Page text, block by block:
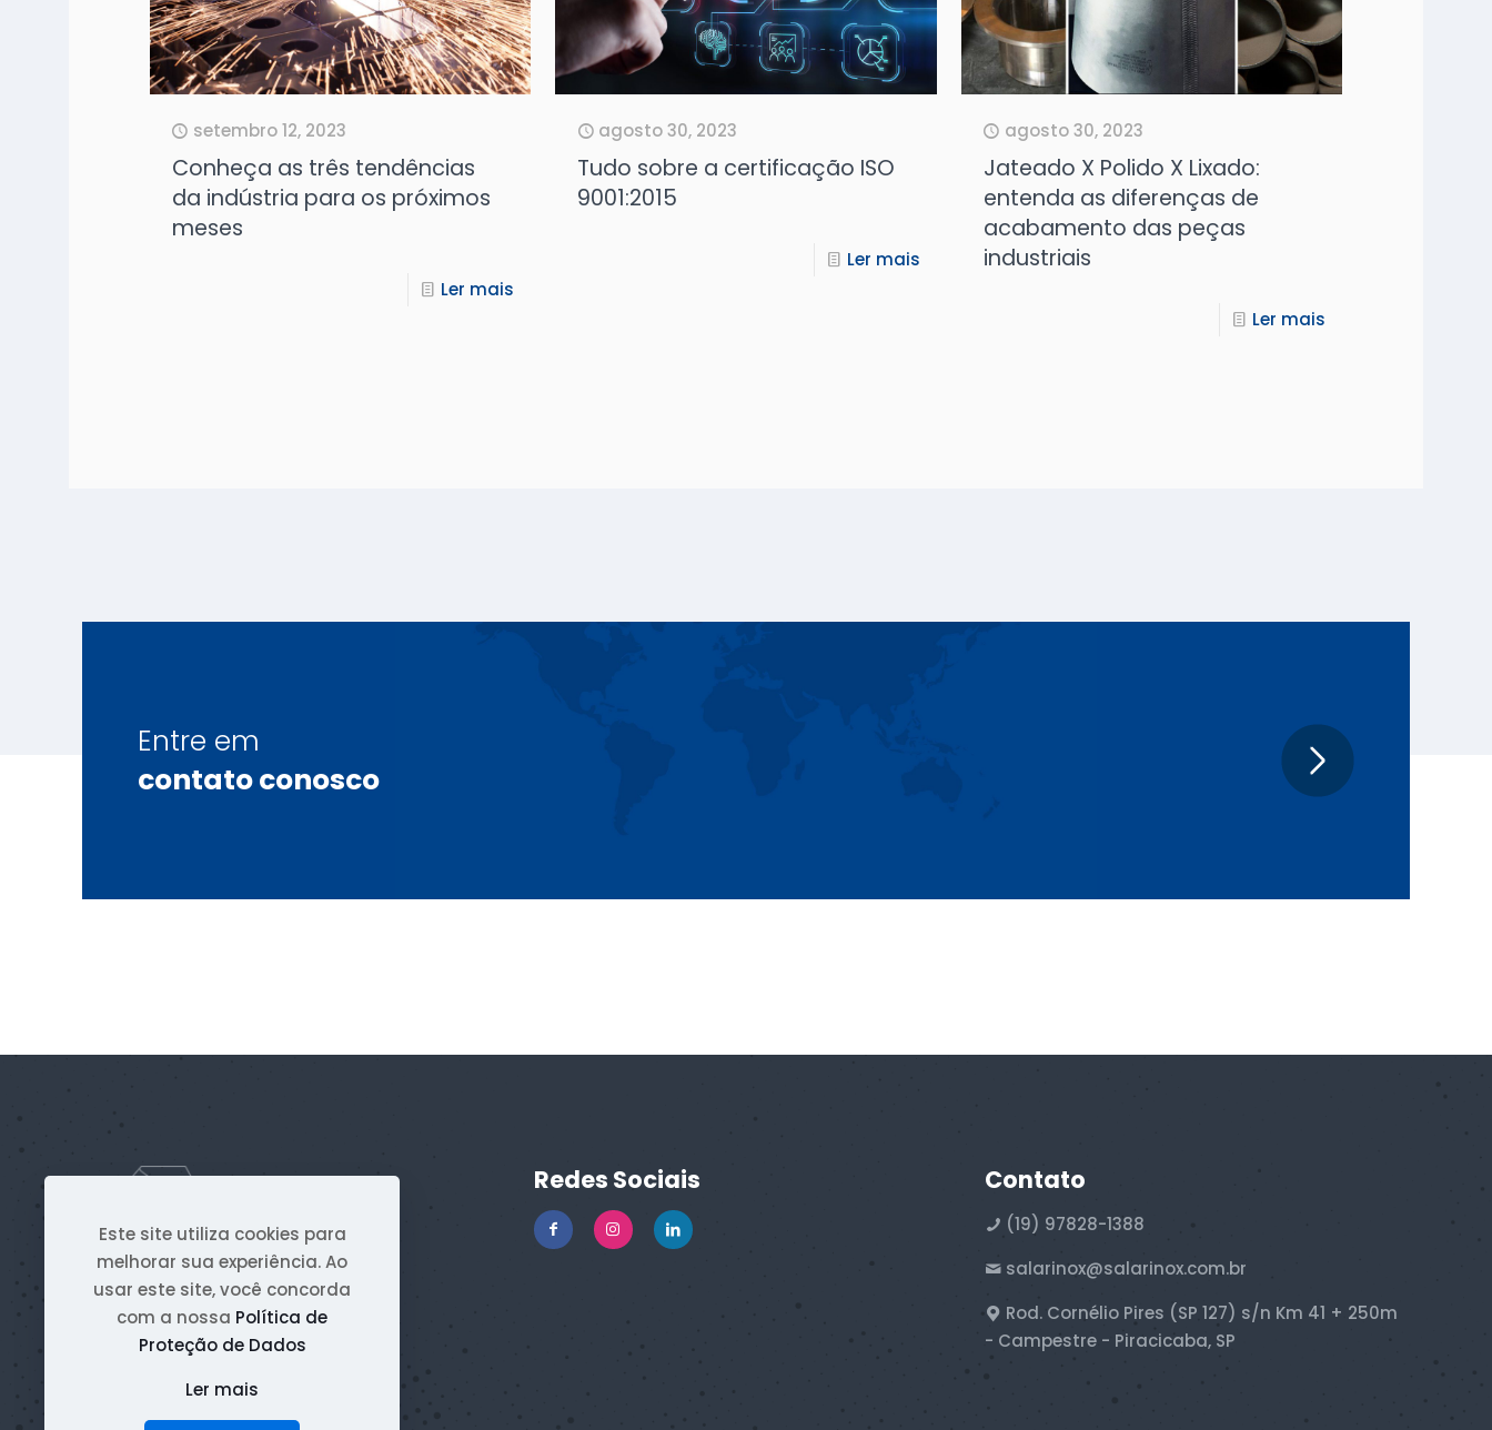
setembro 12, 2023
Conheça as três tendências
da indústria para os próximos
meses
Ler mais
agosto 30, 2023
Tudo sobre a certificação ISO
9001:2015
Ler mais
agosto 30, 2023
Jateado X Polido X Lixado:
entenda as diferenças de
acabamento das peças
industriais
Ler mais
Entre em
contato conosco
Redes Sociais Contato
(19) 97828-1388
salarinox@salarinox.com.br
Rod. Cornélio Pires (SP 127) s/n Km 41 + 250m
- Campestre - Piracicaba, SP
Este site utiliza cookies para
melhorar sua experiência. Ao
usar este site, você concorda
com a nossa Política de
Proteção de Dados
Ler mais